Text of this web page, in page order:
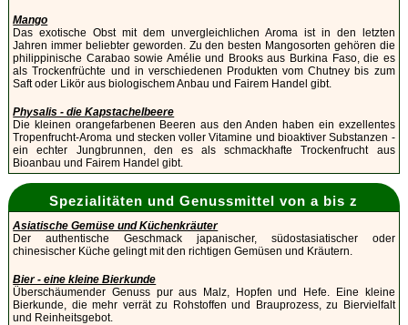
Mango
Das exotische Obst mit dem unvergleichlichen Aroma ist in den letzten
Jahren immer beliebter geworden. Zu den besten Mangosorten gehören die
philippinische Carabao sowie Amélie und Brooks aus Burkina Faso, die es
als Trockenfrüchte und in verschiedenen Produkten vom Chutney bis zum
Saft oder Likör aus biologischem Anbau und Fairem Handel gibt.
Physalis - die Kapstachelbeere
Die kleinen orangefarbenen Beeren aus den Anden haben ein exzellentes
Tropenfrucht-Aroma und stecken voller Vitamine und bioaktiver Substanzen -
ein echter Jungbrunnen, den es als schmackhafte Trockenfrucht aus
Bioanbau und Fairem Handel gibt.
Spezialitäten und Genussmittel von a bis z
Asiatische Gemüse und Küchenkräuter
Der authentische Geschmack japanischer, südostasiatischer oder
chinesischer Küche gelingt mit den richtigen Gemüsen und Kräutern.
Bier - eine kleine Bierkunde
Überschäumender Genuss pur aus Malz, Hopfen und Hefe. Eine kleine
Bierkunde, die mehr verrät zu Rohstoffen und Brauprozess, zu Biervielfalt
und Reinheitsgebot.